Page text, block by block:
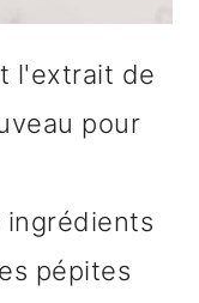
l'extrait de
pour
ingrédients
pépites